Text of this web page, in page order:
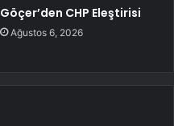
Göçer’den CHP Eleştirisi
Ağustos 6, 2026